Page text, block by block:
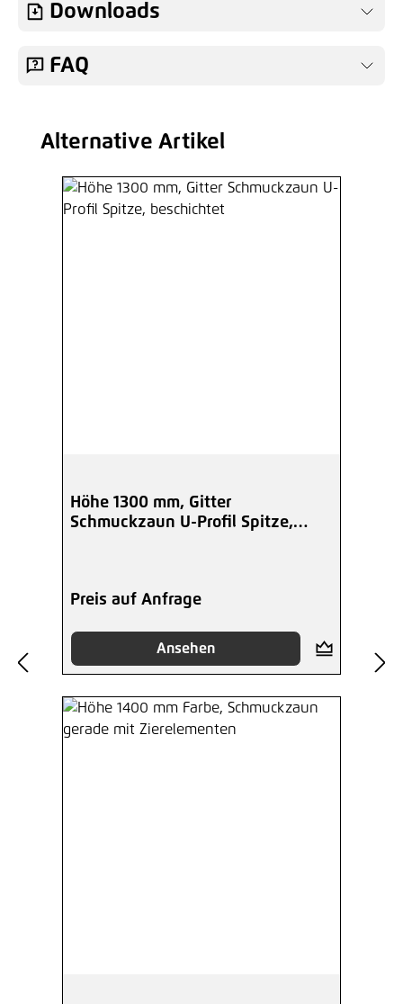
Downloads
FAQ
Produktgalerie überspringen
Alternative Artikel
Höhe 1300 mm, Gitter
Schmuckzaun U-Profil Spitze,
Preis auf Anfrage
Ansehen